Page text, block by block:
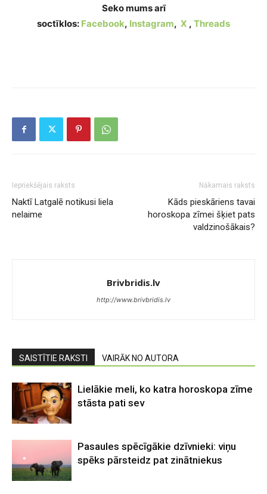
Seko mums arī
soctīklos: Facebook, Instagram, X , Threads
Iepriekšējais raksts
Naktī Latgalē notikusi liela
nelaime
Nākamais raksts
Kāds pieskāriens tavai
horoskopa zīmei šķiet pats
valdzinošākais?
Brivbridis.lv
http://www.brivbridis.lv
SAISTĪTIE RAKSTI VAIRĀK NO AUTORA
Lielākie meli, ko katra horoskopa zīme
stāsta pati sev
Pasaules spēcīgākie dzīvnieki: viņu
spēks pārsteidz pat zinātniekus